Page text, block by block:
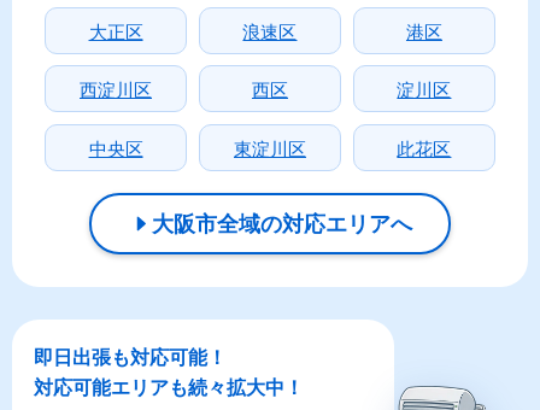
大正区 浪速区 港区
西淀川区 西区 淀川区
中央区 東淀川区 此花区
大阪市全域の対応エリアへ
即日出張も対応可能！
対応可能エリアも続々拡大中！